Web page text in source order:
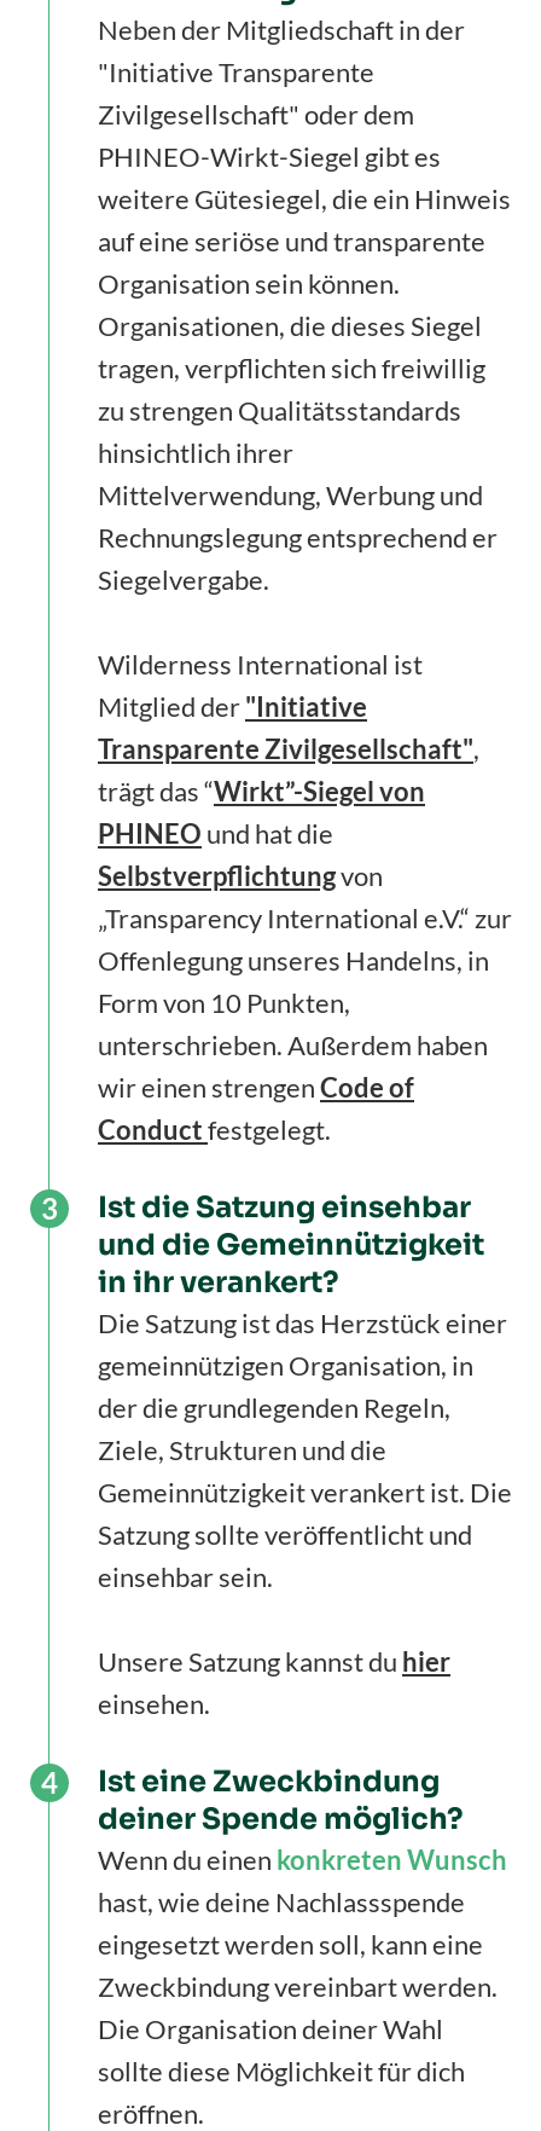
Neben der Mitgliedschaft in der
"Initiative Transparente
Zivilgesellschaft" oder dem
PHINEO-Wirkt-Siegel gibt es
weitere Gütesiegel, die ein Hinweis
auf eine seriöse und transparente
Organisation sein können.
Organisationen, die dieses Siegel
tragen, verpflichten sich freiwillig
zu strengen Qualitätsstandards
hinsichtlich ihrer
Mittelverwendung, Werbung und
Rechnungslegung entsprechend er
Siegelvergabe.
Wilderness International ist
Mitglied der"Initiative
Transparente Zivilgesellschaft",
trägt das “Wirkt”-Siegel von
PHINEO und hat die
Selbstverpflichtungvon
„Transparency International e.V.“ zur
Offenlegung unseres Handelns, in
Form von 10 Punkten,
unterschrieben. Außerdem haben
wir einen strengenCode of
Conductfestgelegt.
Ist die Satzung einsehbar
und die Gemeinnützigkeit
in ihr verankert?
Die Satzung ist das Herzstück einer
gemeinnützigen Organisation, in
der die grundlegenden Regeln,
Ziele, Strukturen und die
Gemeinnützigkeit verankert ist. Die
Satzung sollte veröffentlicht und
einsehbar sein.
Unsere Satzung kannst du hier
einsehen.
Ist eine Zweckbindung
deiner Spende möglich?
Wenn du einen konkretenWunsch
hast, wie deine Nachlassspende
eingesetzt werden soll, kann eine
Zweckbindung vereinbart werden.
Die Organisation deiner Wahl
sollte diese Möglichkeit für dich
eröffnen.